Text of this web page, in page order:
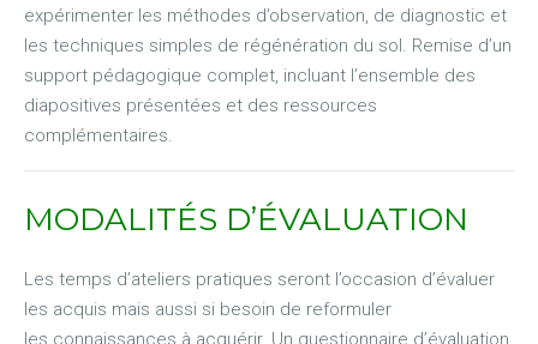
expérimenter les méthodes d’observation, de diagnostic et
les techniques simples de régénération du sol. Remise d’un
support pédagogique complet, incluant l’ensemble des
diapositives présentées et des ressources
complémentaires.
MODALITÉS D’ÉVALUATION
Les temps d’ateliers pratiques seront l’occasion d’évaluer
les acquis mais aussi si besoin de reformuler
les connaissances à acquérir. Un questionnaire d’évaluation